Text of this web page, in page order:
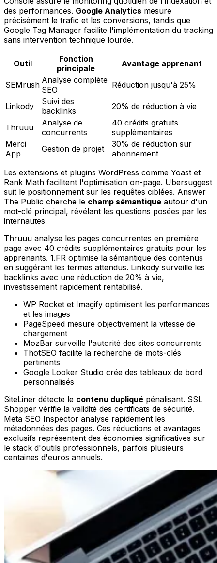
des performances. Google Analytics mesure
précisément le trafic et les conversions, tandis que
Google Tag Manager facilite l'implémentation du tracking
sans intervention technique lourde.
Outil
Fonction
principale
Avantage apprenant
SEMrush Analyse complète
SEO
Réduction jusqu'à 25%
Linkody
Suivi des
backlinks
20% de réduction à vie
Thruuu
Analyse de
concurrents
40 crédits gratuits
supplémentaires
Merci
App
Gestion de projet
30% de réduction sur
abonnement
Les extensions et plugins WordPress comme Yoast et
Rank Math facilitent l'optimisation on-page. Ubersuggest
suit le positionnement sur les requêtes ciblées. Answer
The Public cherche le champ sémantique autour d'un
mot-clé principal, révélant les questions posées par les
internautes.
Thruuu analyse les pages concurrentes en première
page avec 40 crédits supplémentaires gratuits pour les
apprenants. 1.FR optimise la sémantique des contenus
en suggérant les termes attendus. Linkody surveille les
backlinks avec une réduction de 20% à vie,
investissement rapidement rentabilisé.
WP Rocket et Imagify optimisent les performances
et les images
PageSpeed mesure objectivement la vitesse de
chargement
MozBar surveille l'autorité des sites concurrents
ThotSEO facilite la recherche de mots-clés
pertinents
Google Looker Studio crée des tableaux de bord
personnalisés
SiteLiner détecte le contenu dupliqué pénalisant. SSL
Shopper vérifie la validité des certificats de sécurité.
Meta SEO Inspector analyse rapidement les
métadonnées des pages. Ces réductions et avantages
exclusifs représentent des économies significatives sur
le stack d'outils professionnels, parfois plusieurs
centaines d'euros annuels.